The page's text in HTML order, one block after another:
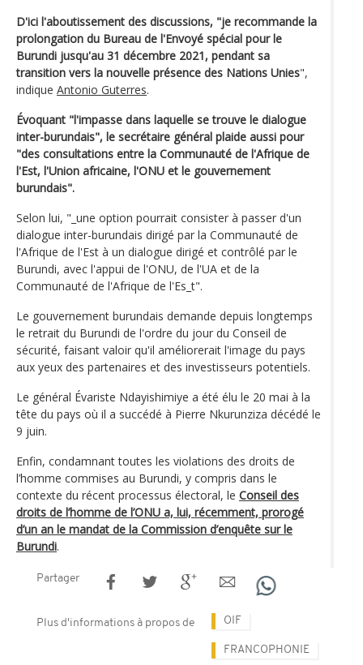
D'ici l'aboutissement des discussions, "je recommande la
prolongation du Bureau de l'Envoyé spécial pour le
Burundi jusqu'au 31 décembre 2021, pendant sa
transition vers la nouvelle présence des Nations Unies",
indique Antonio Guterres.
Évoquant "l'impasse dans laquelle se trouve le dialogue
inter-burundais", le secrétaire général plaide aussi pour
"des consultations entre la Communauté de l'Afrique de
l'Est, l'Union africaine, l'ONU et le gouvernement
burundais".
Selon lui, "_une option pourrait consister à passer d'un
dialogue inter-burundais dirigé par la Communauté de
l'Afrique de l'Est à un dialogue dirigé et contrôlé par le
Burundi, avec l'appui de l'ONU, de l'UA et de la
Communauté de l'Afrique de l'Es_t".
Le gouvernement burundais demande depuis longtemps
le retrait du Burundi de l'ordre du jour du Conseil de
sécurité, faisant valoir qu'il améliorerait l'image du pays
aux yeux des partenaires et des investisseurs potentiels.
Le général Évariste Ndayishimiye a été élu le 20 mai à la
tête du pays où il a succédé à Pierre Nkurunziza décédé le
9 juin.
Enfin, condamnant toutes les violations des droits de
l’homme commises au Burundi, y compris dans le
contexte du récent processus électoral, le Conseil des
droits de l’homme de l’ONU a, lui, récemment, prorogé
d’un an le mandat de la Commission d’enquête sur le
Burundi.
Partager
Plus d'informations à propos de OIF
FRANCOPHONIE